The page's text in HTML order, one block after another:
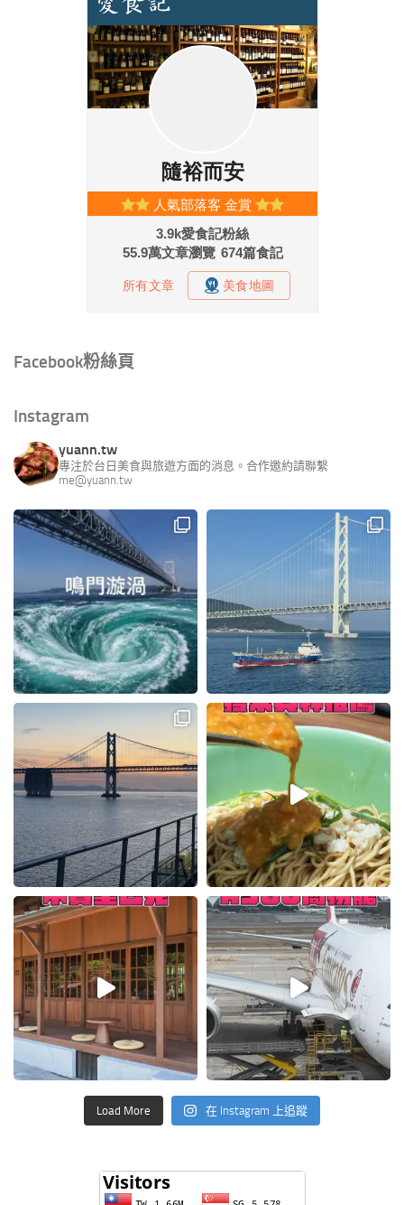
Facebook粉絲頁
Instagram
yuann.tw
專注於台日美食與旅遊方面的消息。合作邀約請聯繫
me@yuann.tw
Load More 在 Instagram 上追蹤